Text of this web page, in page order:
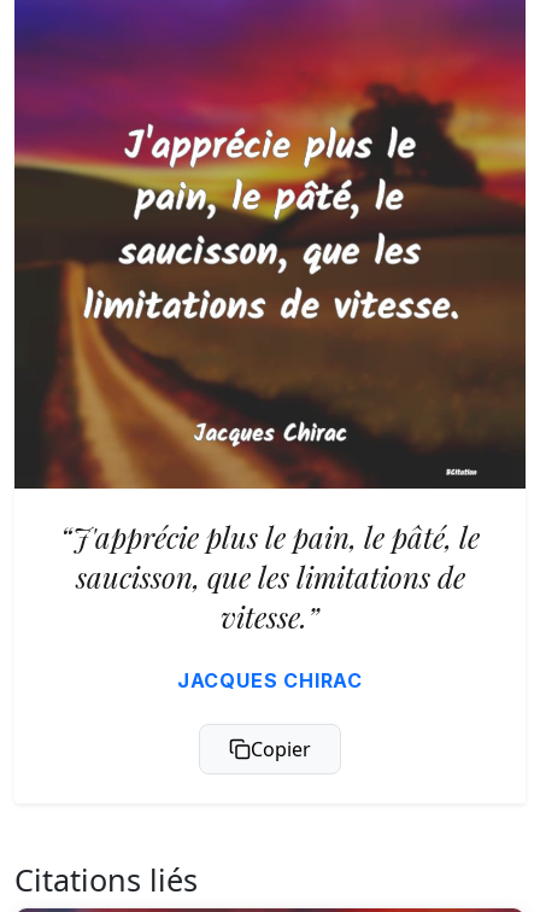
“J'apprécie plus le pain, le pâté, le
saucisson, que les limitations de
vitesse.”
JACQUES CHIRAC
Copier
Citations liés